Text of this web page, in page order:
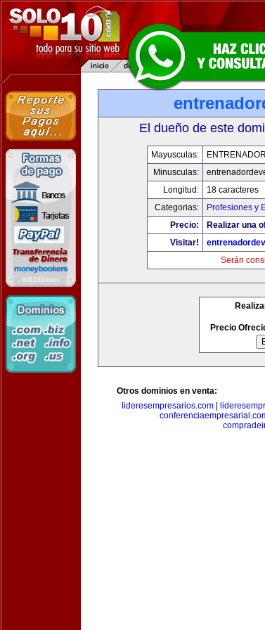
El dueño de este
Mayusculas:
Minusculas:
Longitud:
18 caracteres
Categorias:
Profesiones y
Precio:
Realizar una
Visitar!
Serán
Precio
Otros dominios en venta:
lideresempresarios.com